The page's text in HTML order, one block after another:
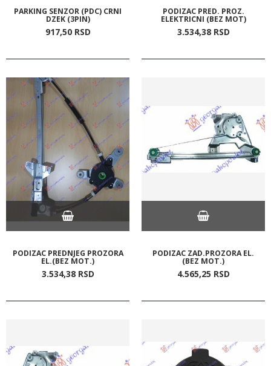
PARKING SENZOR (PDC) CRNI
DZEK (3PIN)
917,50 RSD
PODIZAC PRED. PROZ.
ELEKTRICNI (BEZ MOT)
3.534,38 RSD
PODIZAC PREDNJEG PROZORA
EL.(BEZ MOT.)
3.534,38 RSD
PODIZAC ZAD.PROZORA EL.
(BEZ MOT.)
4.565,25 RSD